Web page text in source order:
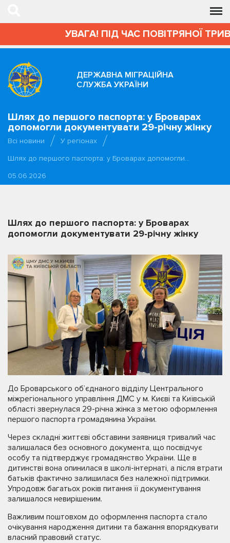
УВАГА! ПІД ЧАС ПОВІТРЯНОЇ
ДЕРЖАВНА МІГРАЦІЙНА
СЛУЖБА УКРАЇНИ
Шлях до першого паспорта: у Броварах
допомогли документувати 29-річну жінку
Всі новини
У регіонах
Шлях до першого паспорта: у Броварах допомогли…
05.06.2026
Шлях до першого паспорта: у Броварах
допомогли документувати 29-річну жінку
До Броварського об’єднаного відділу Центрального
міжрегіонального управління ДМС у м. Києві та Київській
області звернулася 29-річна жінка з метою оформлення
першого паспорта громадянина України.
Через складні життєві обставини заявниця тривалий час
залишалася без основного документа, що посвідчує
особу та підтверджує громадянство України. Ще в
дитинстві вона опинилася в школі-інтернаті, а після втрати
батьків фактично залишилася без належної підтримки.
Упродовж багатьох років питання її документування
залишалося невирішеним.
Важливим поштовхом до оформлення паспорта стало
очікування народження дитини та бажання впорядкувати
власний правовий статус.